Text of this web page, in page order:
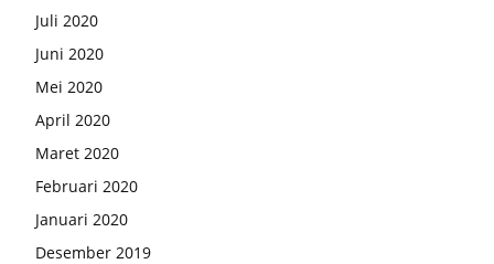
Juli 2020
Juni 2020
Mei 2020
April 2020
Maret 2020
Februari 2020
Januari 2020
Desember 2019